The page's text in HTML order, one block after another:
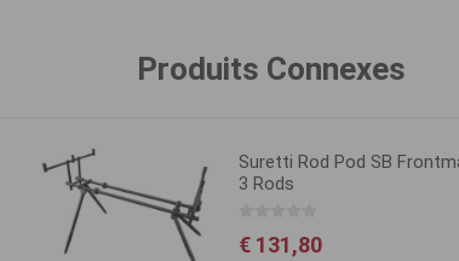
Produits Connexes
Suretti Rod Pod SB
3 Rods
€ 131,80